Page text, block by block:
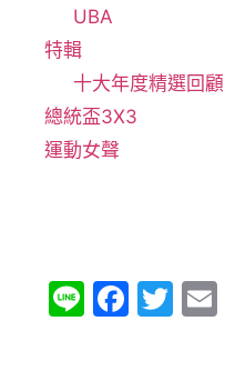
UBA
特輯
十大年度精選回顧
總統盃3X3
運動女聲
Li F
T